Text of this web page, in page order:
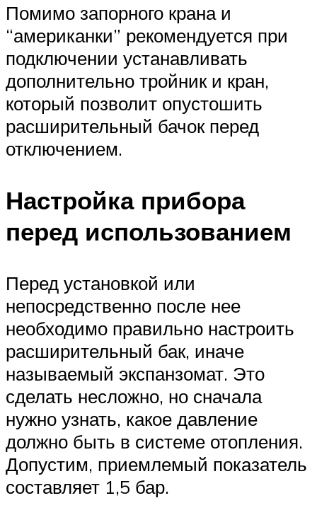
Помимо запорного крана и
“американки” рекомендуется при
подключении устанавливать
дополнительно тройник и кран,
который позволит опустошить
расширительный бачок перед
отключением.
Настройка прибора
перед использованием
Перед установкой или
непосредственно после нее
необходимо правильно настроить
расширительный бак, иначе
называемый экспанзомат. Это
сделать несложно, но сначала
нужно узнать, какое давление
должно быть в системе отопления.
Допустим, приемлемый показатель
составляет 1,5 бар.